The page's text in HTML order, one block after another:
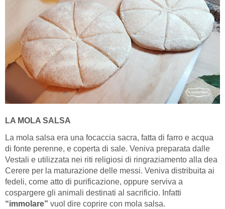
LA MOLA SALSA
La mola salsa era una focaccia sacra, fatta di farro e acqua
di fonte perenne, e coperta di sale. Veniva preparata dalle
Vestali e utilizzata nei riti religiosi di ringraziamento alla dea
Cerere per la maturazione delle messi. Veniva distribuita ai
fedeli, come atto di purificazione, oppure serviva a
cospargere gli animali destinati al sacrificio. Infatti
“immolare” vuol dire coprire con mola salsa.